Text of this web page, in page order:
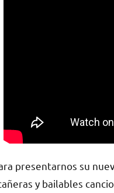
presentarnos su
y bailables